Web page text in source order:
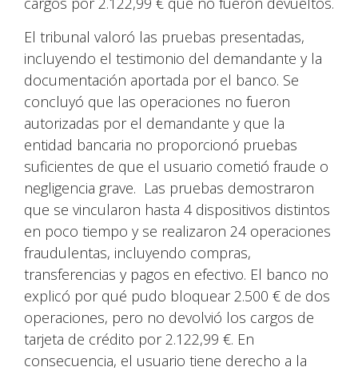
El tribunal valoró las pruebas presentadas,
incluyendo el testimonio del demandante y la
documentación aportada por el banco. Se
concluyó que las operaciones no fueron
autorizadas por el demandante y que la
entidad bancaria no proporcionó pruebas
suficientes de que el usuario cometió fraude o
negligencia grave. Las pruebas demostraron
que se vincularon hasta 4 dispositivos distintos
en poco tiempo y se realizaron 24 operaciones
fraudulentas, incluyendo compras,
transferencias y pagos en efectivo. El banco no
explicó por qué pudo bloquear 2.500 € de dos
operaciones, pero no devolvió los cargos de
tarjeta de crédito por 2.122,99 €. En
consecuencia, el usuario tiene derecho a la